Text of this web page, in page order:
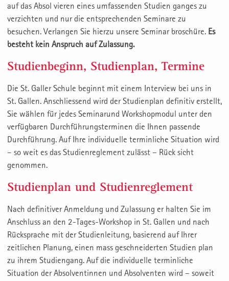
auf das Absol vieren eines umfassenden Studien ganges zu
verzichten und nur die entsprechenden Seminare zu
besuchen. Verlangen Sie hierzu unsere Seminar broschüre. Es
besteht kein Anspruch auf Zulassung.
Studienbeginn, Studienplan, Termine
Die St. Galler Schule beginnt mit einem Interview bei uns in
St. Gallen. Anschliessend wird der Studienplan definitiv erstellt,
Sie wählen für jedes Seminarund Workshopmodul unter den
verfügbaren Durchführungsterminen die Ihnen passende
Durchführung. Auf Ihre individuelle terminliche Situation wird
– so weit es das Studienreglement zulässt – Rück sicht
genommen.
Studienplan und Studienreglement
Nach definitiver Anmeldung und Zulassung er halten Sie im
Anschluss an den 2-Tages-Workshop in St. Gallen und nach
Rücksprache mit der Studienleitung, basierend auf Ihrer
zeitlichen Planung, einen mass geschneiderten Studien plan
zu ihrem Studiengang. Auf die individuelle terminliche
Situation der Absolventinnen und Absolventen wird – soweit